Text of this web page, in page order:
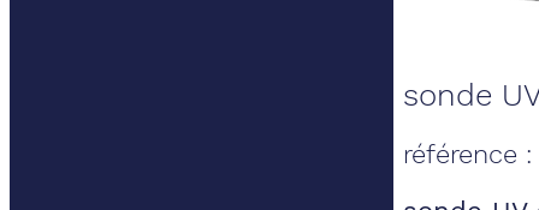
sonde
référence :